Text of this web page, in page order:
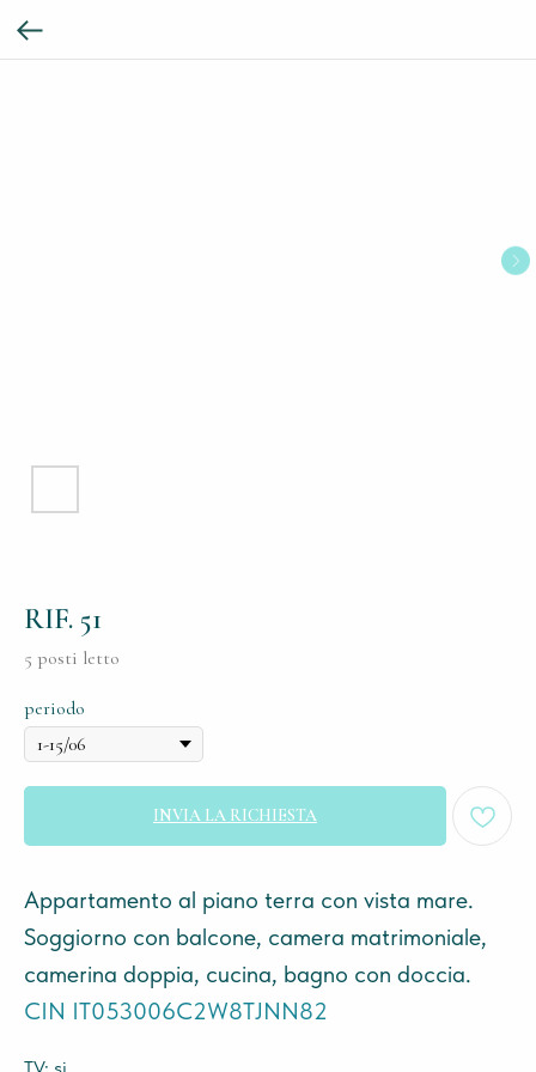
RIF. 51
5 posti letto
periodo
INVIA LA RICHIESTA
Appartamento al piano terra con vista mare.
Soggiorno con balcone, camera matrimoniale,
camerina doppia, cucina, bagno con doccia.
CIN IT053006C2W8TJNN82